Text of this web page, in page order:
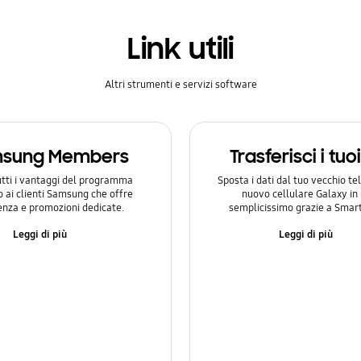
Link utili
Altri strumenti e servizi software
Members
i vantaggi del programma
ai clienti Samsung che offre
e promozioni dedicate.
Leggi di più
Trasferisci i
Sposta i dati dal tuo vecchio
nuovo cellulare Galaxy in
semplicissimo grazie a
Leggi di più